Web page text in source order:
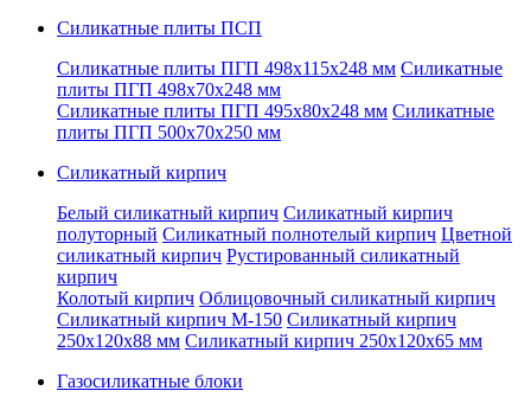
Силикатные плиты ПСП
Силикатные плиты ПГП 498x115x248 мм Силикатные
плиты ПГП 498x70x248 мм
Силикатные плиты ПГП 495x80x248 мм Силикатные
плиты ПГП 500x70x250 мм
Силикатный кирпич
Белый силикатный кирпич Силикатный кирпич
полуторный Силикатный полнотелый кирпич Цветной
силикатный кирпич Рустированный силикатный
кирпич
Колотый кирпич Облицовочный силикатный кирпич
Силикатный кирпич М-150 Силикатный кирпич
250x120x88 мм Силикатный кирпич 250x120x65 мм
Газосиликатные блоки